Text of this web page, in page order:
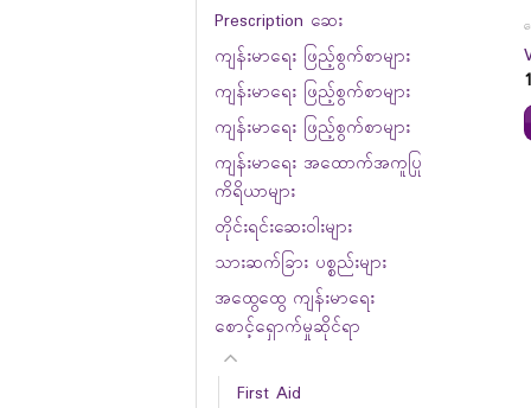
Prescription ဆေး
ကျန်းမာရေး ဖြည့်စွက်စာများ
ကျန်းမာရေး ဖြည့်စွက်စာများ
ကျန်းမာရေး ဖြည့်စွက်စာများ
ကျန်းမာရေး အထောက်အကူပြု
ကိရိယာများ
တိုင်းရင်းဆေးဝါးများ
သားဆက်ခြား ပစ္စည်းများ
အထွေထွေ ကျန်းမာရေး
စောင့်ရှောက်မှုဆိုင်ရာ
First Aid